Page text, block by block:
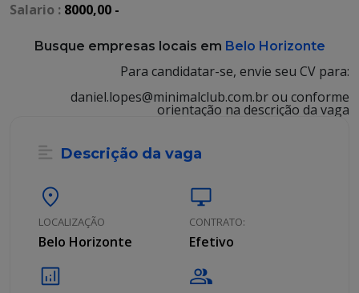
Salario : 8000,00 -
Busque empresas locais em Belo Horizonte
Para candidatar-se, envie seu CV para:
daniel.lopes@minimalclub.com.br ou conforme
orientação na descrição da vaga
Descrição da vaga
location_on
LOCALIZAÇÃO
Belo Horizonte
desktop_windows
CONTRATO:
Efetivo
analytics group